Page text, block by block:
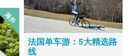
法国单车游：5大精选路
线